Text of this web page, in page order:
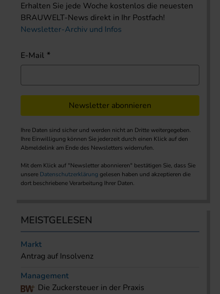
Erhalten Sie jede Woche kostenlos die neuesten
BRAUWELT-News direkt in Ihr Postfach!
Newsletter-Archiv und Infos
E-Mail
Newsletter abonnieren
Ihre Daten sind sicher und werden nicht an Dritte weitergegeben.
Ihre Einwilligung können Sie jederzeit durch einen Klick auf den
Abmeldelink am Ende des Newsletters widerrufen.
Mit dem Klick auf "Newsletter abonnieren" bestätigen Sie, dass Sie
unsere Datenschutzerklärung gelesen haben und akzeptieren die
dort beschriebene Verarbeitung Ihrer Daten.
MEISTGELESEN
Markt
Antrag auf Insolvenz
Management
Die Zuckersteuer in der Praxis